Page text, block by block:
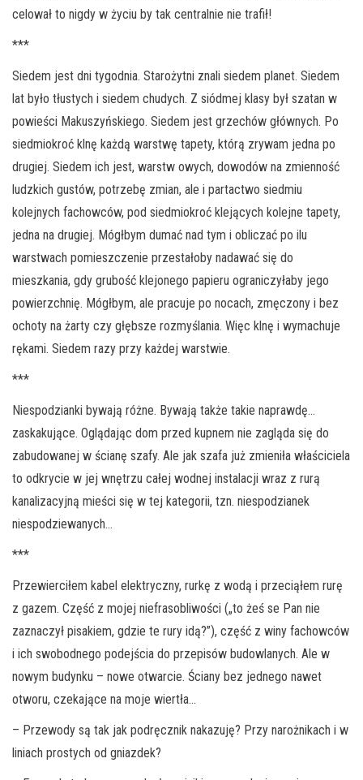
celował to nigdy w życiu by tak centralnie nie trafił!
***
Siedem jest dni tygodnia. Starożytni znali siedem planet. Siedem
lat było tłustych i siedem chudych. Z siódmej klasy był szatan w
powieści Makuszyńskiego. Siedem jest grzechów głównych. Po
siedmiokroć klnę każdą warstwę tapety, którą zrywam jedna po
drugiej. Siedem ich jest, warstw owych, dowodów na zmienność
ludzkich gustów, potrzebę zmian, ale i partactwo siedmiu
kolejnych fachowców, pod siedmiokroć klejących kolejne tapety,
jedna na drugiej. Mógłbym dumać nad tym i obliczać po ilu
warstwach pomieszczenie przestałoby nadawać się do
mieszkania, gdy grubość klejonego papieru ograniczyłaby jego
powierzchnię. Mógłbym, ale pracuje po nocach, zmęczony i bez
ochoty na żarty czy głębsze rozmyślania. Więc klnę i wymachuje
rękami. Siedem razy przy każdej warstwie.
***
Niespodzianki bywają różne. Bywają także takie naprawdę…
zaskakujące. Oglądając dom przed kupnem nie zagląda się do
zabudowanej w ścianę szafy. Ale jak szafa już zmieniła właściciela
to odkrycie w jej wnętrzu całej wodnej instalacji wraz z rurą
kanalizacyjną mieści się w tej kategorii, tzn. niespodzianek
niespodziewanych…
***
Przewierciłem kabel elektryczny, rurkę z wodą i przeciąłem rurę
z gazem. Część z mojej niefrasobliwości („to żeś se Pan nie
zaznaczył pisakiem, gdzie te rury idą?”), część z winy fachowców
i ich swobodnego podejścia do przepisów budowlanych. Ale w
nowym budynku – nowe otwarcie. Ściany bez jednego nawet
otworu, czekające na moje wiertła…
– Przewody są tak jak podręcznik nakazuję? Przy narożnikach i w
liniach prostych od gniazdek?